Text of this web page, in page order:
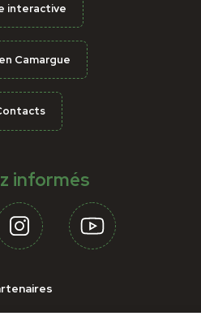
interactive
Camargue
informés